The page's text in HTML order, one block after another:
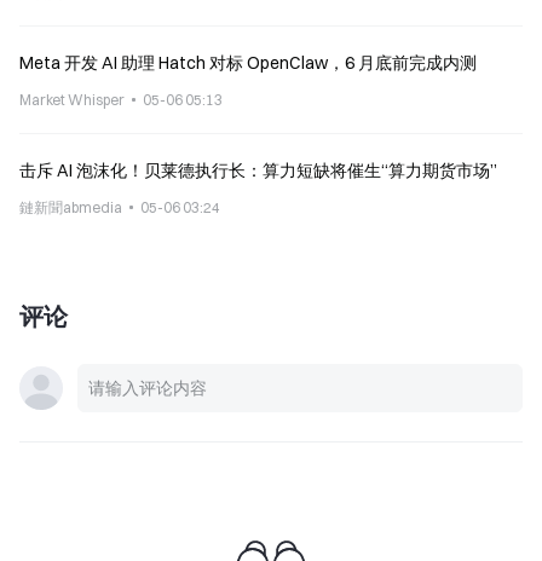
Meta 开发 AI 助理 Hatch 对标 OpenClaw，6 月底前完成内测
Market Whisper 05-06 05:13
击斥 AI 泡沫化！贝莱德执行长：算力短缺将催生“算力期货市场”
鏈新聞abmedia 05-06 03:24
评论